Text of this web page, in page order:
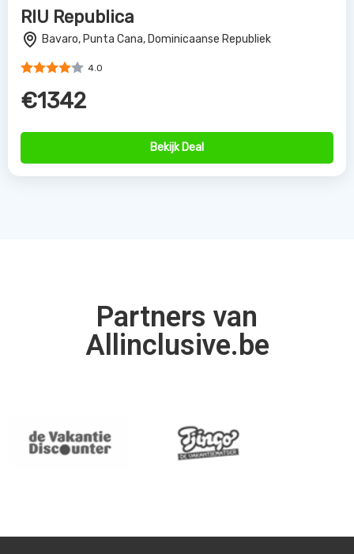
RIU Republica
Bavaro, Punta Cana, Dominicaanse Republiek
4.0
€1342
Bekijk Deal
Partners van
Allinclusive.be